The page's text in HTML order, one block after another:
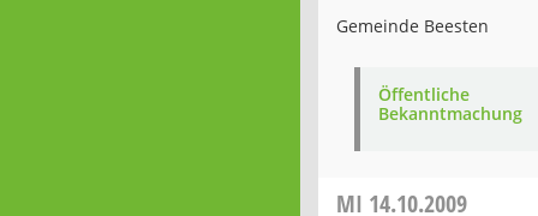
Gemeinde Beesten
Öffentliche
Bekanntmachung
MI 14.10.2009